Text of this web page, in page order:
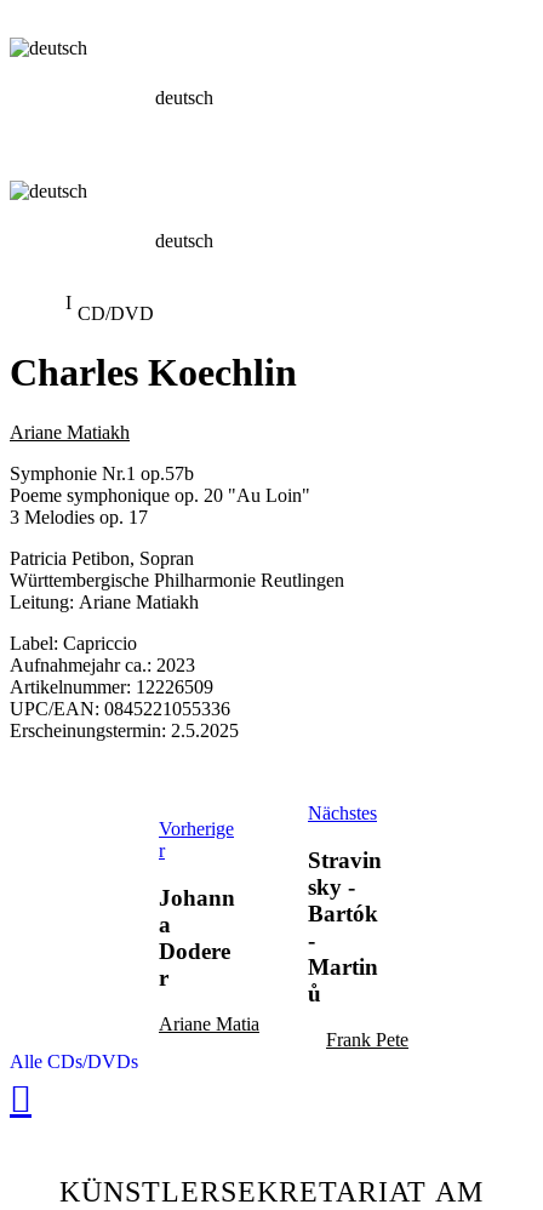
deutsch
deutsch
CD/DVD
Charles Koechlin
Ariane Matiakh
Symphonie Nr.1 op.57b
Poeme symphonique op. 20 "Au Loin"
3 Melodies op. 17
Patricia Petibon, Sopran
Württembergische Philharmonie Reutlingen
Leitung: Ariane Matiakh
Label: Capriccio
Aufnahmejahr ca.: 2023
Artikelnummer: 12226509
UPC/EAN: 0845221055336
Erscheinungstermin: 2.5.2025
Vorherige
r
Johann
a
Dodere
r
Ariane Matiakh
Nächstes
Stravin
sky -
Bartók
-
Martin
ů
Frank Peter Zimmermann
Alle CDs/DVDs
KÜNSTLERSEKRETARIAT AM